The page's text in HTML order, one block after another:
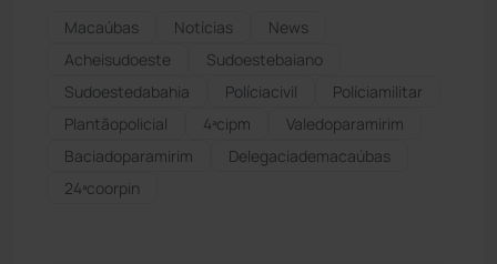
Macaúbas Notícias
News
Acheisudoeste
Sudoestebaiano
Sudoestedabahia
Políciacivil
Políciamilitar
Plantãopolicial
4ªcipm
Valedoparamirim
Baciadoparamirim
Delegaciademacaúbas
24ªcoorpin